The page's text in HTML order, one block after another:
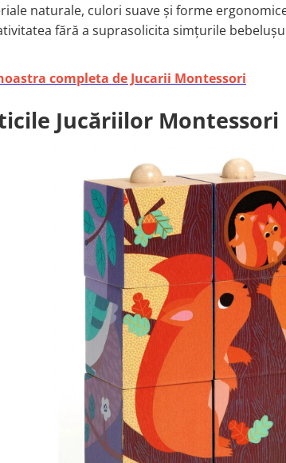
naturale, culori suave și forme
fără a suprasolicita simțurile
completa de Jucarii Montessori
Jucăriilor